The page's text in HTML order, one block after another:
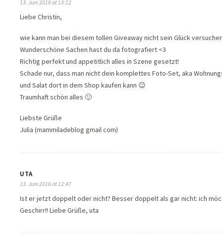
13. Juni 2016 at 13:12
Liebe Christin,
wie kann man bei diesem tollen Giveaway nicht sein Glück
Wunderschöne Sachen hast du da fotografiert <3
Richtig perfekt und appetitlich alles in Szene gesetzt!
Schade nur, dass man nicht dein komplettes Foto-Set, aka
und Salat dort in dem Shop kaufen kann 😉
Traumhaft schön alles 🙂
Liebste Grüße
Julia (mammiladeblog gmail com)
UTA
13. Juni 2016 at 12:47
Ist er jetzt doppelt oder nicht? Besser doppelt als gar nicht: ich
Geschirr!! Liebe Grüße, uta